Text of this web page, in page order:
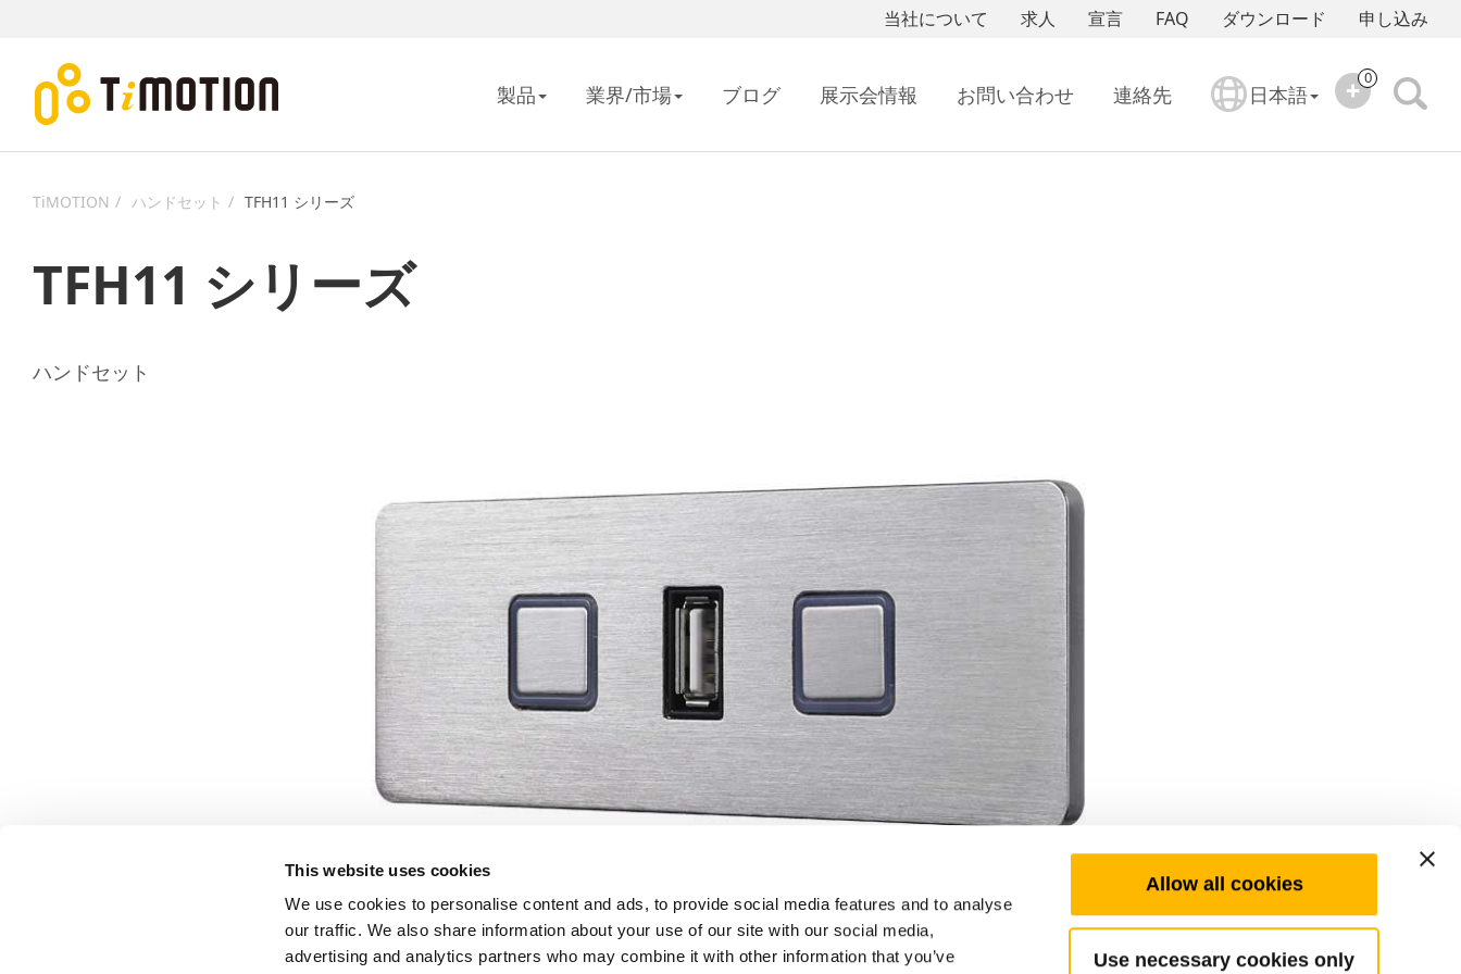
This website uses cookies
We use cookies to personalise content and ads, to provide social media features and to analyse
our traffic. We also share information about your use of our site with our social media,
advertising and analytics partners who may combine it with other information that you’ve
Allow all cookies
Use necessary cookies only
申し込み
ダウンロード
FAQ
宣言
求人
当社について
製品 業界/市場 ブログ 展示会情報 お問い合わせ 連絡先 日本語
0
TiMOTION ハンドセット TFH11 シリーズ
TFH11 シリーズ
ハンドセット